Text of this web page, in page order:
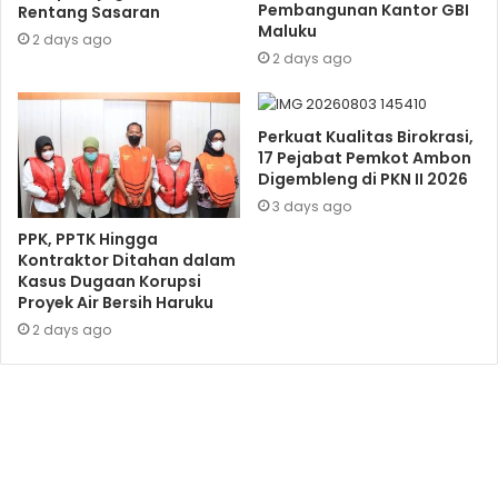
Rentang Sasaran
2 days ago
Pembangunan Kantor GBI
Maluku
2 days ago
PPK, PPTK Hingga
Kontraktor Ditahan dalam
Kasus Dugaan Korupsi
Proyek Air Bersih Haruku
2 days ago
Perkuat Kualitas Birokrasi,
17 Pejabat Pemkot Ambon
Digembleng di PKN II 2026
3 days ago